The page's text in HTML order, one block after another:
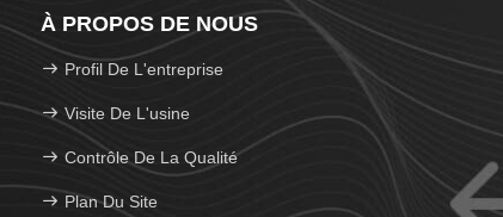
À PROPOS DE NOUS
Profil De L'entreprise
Visite De L'usine
Contrôle De La Qualité
Plan Du Site